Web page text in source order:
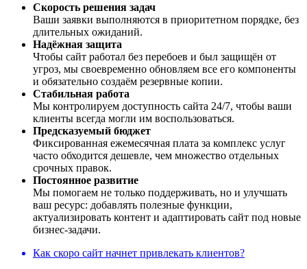
Скорость решения задач
Ваши заявки выполняются в приоритетном порядке, без
длительных ожиданий.
Надёжная защита
Чтобы сайт работал без перебоев и был защищён от
угроз, мы своевременно обновляем все его компоненты
и обязательно создаём резервные копии.
Стабильная работа
Мы контролируем доступность сайта 24/7, чтобы ваши
клиенты всегда могли им воспользоваться.
Предсказуемый бюджет
Фиксированная ежемесячная плата за комплекс услуг
часто обходится дешевле, чем множество отдельных
срочных правок.
Постоянное развитие
Мы помогаем не только поддерживать, но и улучшать
ваш ресурс: добавлять полезные функции,
актуализировать контент и адаптировать сайт под новые
бизнес-задачи.
Как скоро сайт начнет привлекать клиентов?